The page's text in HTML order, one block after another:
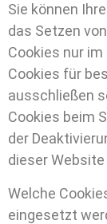
Sie können
das Setzen
Cookies nur
Cookies für
ausschließen
Cookies beim
der
dieser
Welche
eingesetzt